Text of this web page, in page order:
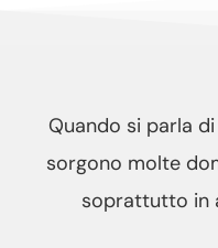
Quando si parla
sorgono molte
soprattutto in